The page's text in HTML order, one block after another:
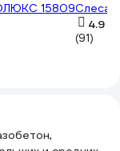
15809
4.9
(91)